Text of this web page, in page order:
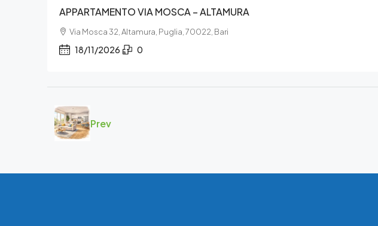
APPARTAMENTO VIA MOSCA – ALTAMURA
Via Mosca 32, Altamura, Puglia, 70022, Bari
18/11/2026 0
Prev